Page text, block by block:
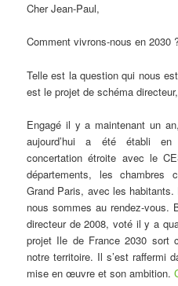
Cher Jean-Paul,
Comment vivrons-nous en 2030
Telle est la question qui nous
est le projet de schéma
Engagé il y a maintenant un
aujourd’hui a été établi
concertation étroite avec le
départements, les chambres
Grand Paris, avec les
nous sommes au rendez-vous.
directeur de 2008, voté il y a
projet Ile de France 2030 sort
notre territoire. Il s’est raffermi
mise en œuvre et son ambition.